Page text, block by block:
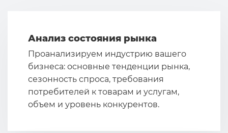
Анализ состояния рынка
Проанализируем индустрию вашего
бизнеса: основные тенденции рынка,
сезонность спроса, требования
потребителей к товарам и услугам,
объем и уровень конкурентов.